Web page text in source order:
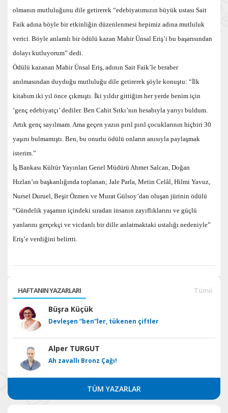
olmanın mutluluğunu dile getirerek “edebiyatımızın büyük ustası Sait
Faik adına böyle bir etkinliğin düzenlenmesi hepimiz adına mutluluk
verici. Böyle anlamlı bir ödülü kazan Mahir Ünsal Eriş’i bu başarısından
dolayı kutluyorum” dedi.
Ödülü kazanan Mahir Ünsal Eriş, adının Sait Faik’le beraber
anılmasından duyduğu mutluluğu dile getirerek şöyle konuştu: “İlk
kitabım iki yıl önce çıkmıştı. İki yıldır gittiğim her yerde benim için
‘genç edebiyatçı’ dediler. Ben Cahit Sıtkı’nın hesabıyla yarıyı buldum.
Artık genç sayılmam. Ama geçen yazın pırıl pırıl çocuklarının hiçbiri 30
yaşını bulmamıştı. Ben, bu onurlu ödülü onların anısıyla paylaşmak
isterim.”
İş Bankası Kültür Yayınları Genel Müdürü Ahmet Salcan, Doğan
Hızlan’ın başkanlığında toplanan; Jale Parla, Metin Celâl, Hilmi Yavuz,
Nursel Duruel, Beşir Özmen ve Murat Gülsoy’dan oluşan jürinin ödülü
“Gündelik yaşamın içindeki sıradan insanın zayıflıklarını ve güçlü
yanlarını gerçekçi ve vicdanlı bir dille anlatmaktaki ustalığı nedeniyle”
Eriş’e verdiğini belirtti.
HAFTANIN YAZARLARI Tümü
Büşra Küçük
Devleşen “ben”ler, tükenen çiftler
Alper TURGUT
Ah zavallı Bronz Çağı!
TÜM YAZARLAR